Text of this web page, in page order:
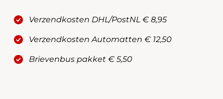
Verzendkosten DHL/PostNL € 8,95
Verzendkosten Automatten € 12,50
Brievenbus pakket € 5,50